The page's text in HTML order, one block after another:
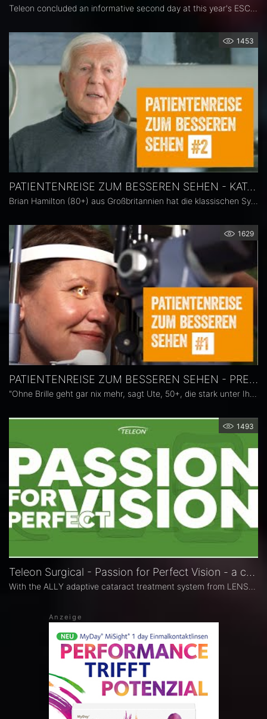
1453
PATIENTENREISE ZUM BESSEREN SEHEN - KATARAKT
1629
PATIENTENREISE ZUM BESSEREN SEHEN - PRESBYOPIE
1493
Teleon Surgical - Passion for Perfect Vision - a company video